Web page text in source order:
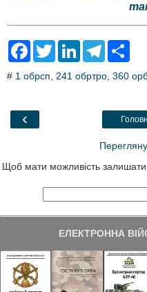
F
e
o
T
t
L
k
T
e
a
r
# 1 обрсп 241 обртро 360
‹
Щоб мати можливість залишати
ЕЛЕКТРОННА